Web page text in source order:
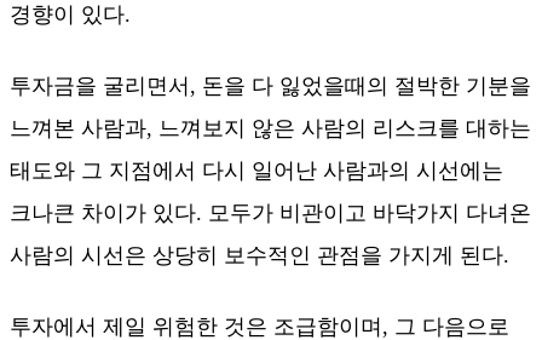
경향이 있다.
투자금을 굴리면서, 돈을 다 잃었을때의 절박한 기분을
느껴본 사람과, 느껴보지 않은 사람의 리스크를 대하는
태도와 그 지점에서 다시 일어난 사람과의 시선에는
크나큰 차이가 있다. 모두가 비관이고 바닥가지 다녀온
사람의 시선은 상당히 보수적인 관점을 가지게 된다.
투자에서 제일 위험한 것은 조급함이며, 그 다음으로